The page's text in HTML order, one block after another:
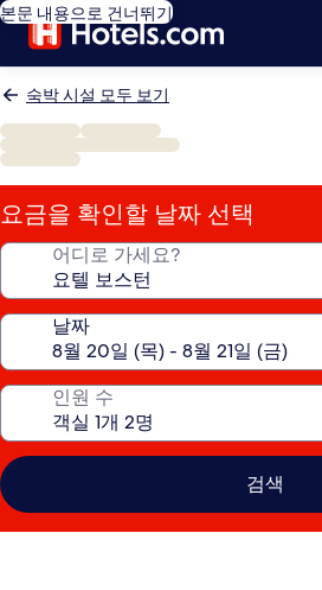
본문 내용으로 건너뛰기
숙박 시설 모두 보기
요금을 확인할 날짜 선택
어디로 가세요?
날짜
인원 수
검색